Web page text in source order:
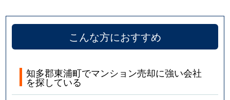
こんな方におすすめ
知多郡東浦町でマンション売却に強い会社
を探している